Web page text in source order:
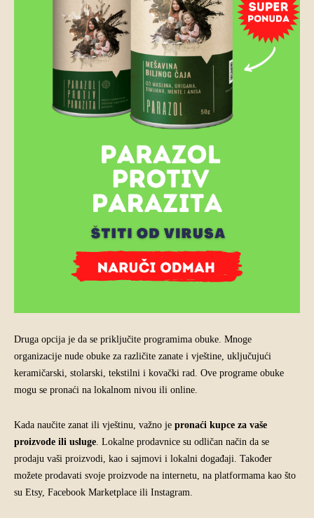
Druga opcija je da se priključite programima obuke. Mnoge
organizacije nude obuke za različite zanate i vještine, uključujući
keramičarski, stolarski, tekstilni i kovački rad. Ove programe obuke
mogu se pronaći na lokalnom nivou ili online.
Kada naučite zanat ili vještinu, važno je pronaći kupce za vaše
proizvode ili usluge . Lokalne prodavnice su odličan način da se
prodaju vaši proizvodi, kao i sajmovi i lokalni događaji. Također
možete prodavati svoje proizvode na internetu, na platformama kao što
su Etsy, Facebook Marketplace ili Instagram.